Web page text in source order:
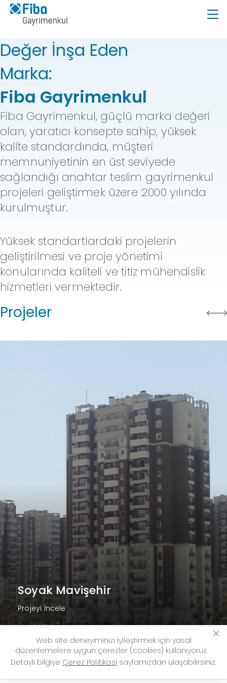
Değer İnşa Eden
Marka:
Fiba Gayrimenkul
Fiba Gayrimenkul, güçlü marka değeri
olan, yaratıcı konsepte sahip, yüksek
kalite standardında, müşteri
memnuniyetinin en üst seviyede
sağlandığı anahtar teslim gayrimenkul
projeleri geliştirmek üzere 2000 yılında
kurulmuştur.
Yüksek standartlardaki projelerin
geliştirilmesi ve proje yönetimi
konularında kaliteli ve titiz mühendislik
hizmetleri vermektedir.
Projeler
Soyak Mavişehir
Projeyi İncele
Web site deneyiminizi iyileştirmek için yasal
düzenlemelere uygun çerezler (cookies) kullanıyoruz.
Detaylı bilgiye Çerez Politikasi sayfamızdan ulaşabilirsiniz.